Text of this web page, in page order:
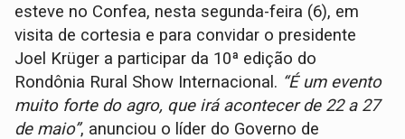
esteve no Confea, nesta segunda-feira (6), em
visita de cortesia e para convidar o presidente
Joel Krüger a participar da 10ª edição do
Rondônia Rural Show Internacional. “É um evento
muito forte do agro, que irá acontecer de 22 a 27
de maio”, anunciou o líder do Governo de